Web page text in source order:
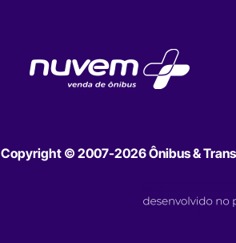
Copyright © 2007-2026 Ônibus &